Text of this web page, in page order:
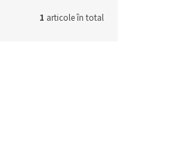
1 articole în total